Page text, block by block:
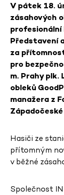
V pátek 18.
zásahových
profesionální
Představení
za
pro
m. Prahy
obleků
manažera z
Hasiči ze
přítomným
v běžné
Společnost